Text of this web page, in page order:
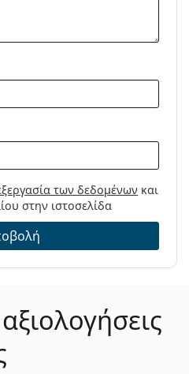
των δεδομένων και
στην ιστοσελίδα